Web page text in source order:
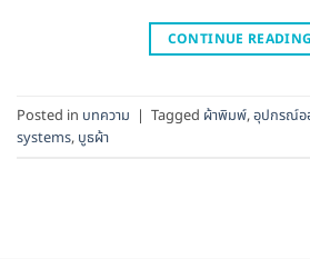
CONTINUE READING
Posted in บทความ | Tagged ผ้าพิมพ์,อุปกรณ์อ
systems, บูธผ้า